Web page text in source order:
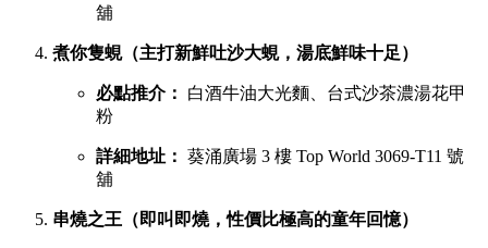
舖
煮你隻蜆（主打新鮮吐沙大蜆，湯底鮮味十足）
必點推介：
白酒牛油大光麵、台式沙茶濃湯花甲
粉
詳細地址： 葵涌廣場 3 樓 Top World 3069-T11 號
舖
串燒之王（即叫即燒，性價比極高的童年回憶）